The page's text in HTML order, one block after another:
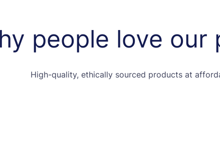
people love our
High-quality, ethically sourced products at